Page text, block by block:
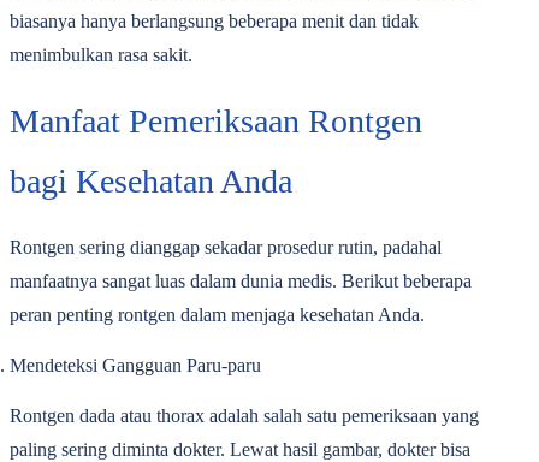
biasanya hanya berlangsung beberapa menit dan tidak
menimbulkan rasa sakit.
Manfaat Pemeriksaan Rontgen
bagi Kesehatan Anda
Rontgen sering dianggap sekadar prosedur rutin, padahal
manfaatnya sangat luas dalam dunia medis. Berikut beberapa
peran penting rontgen dalam menjaga kesehatan Anda.
Mendeteksi Gangguan Paru-paru
Rontgen dada atau thorax adalah salah satu pemeriksaan yang
paling sering diminta dokter. Lewat hasil gambar, dokter bisa